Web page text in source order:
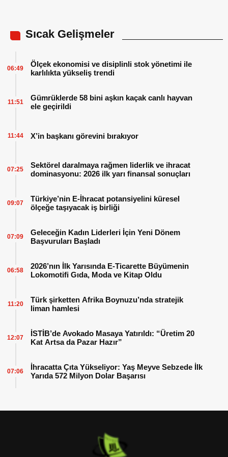
Sıcak Gelişmeler
Ölçek ekonomisi ve disiplinli stok yönetimi ile
karlılıkta yükseliş trendi
06:49
Gümrüklerde 58 bini aşkın kaçak canlı hayvan
ele geçirildi
11:51
X’in başkanı görevini bırakıyor
11:44
Sektörel daralmaya rağmen liderlik ve ihracat
dominasyonu: 2026 ilk yarı finansal sonuçları
07:25
Türkiye’nin E-İhracat potansiyelini küresel
ölçeğe taşıyacak iş birliği
09:07
Geleceğin Kadın Liderleri İçin Yeni Dönem
Başvuruları Başladı
07:09
2026’nın İlk Yarısında E-Ticarette Büyümenin
Lokomotifi Gıda, Moda ve Kitap Oldu
06:58
Türk şirketten Afrika Boynuzu’nda stratejik
liman hamlesi
11:20
İSTİB’de Avokado Masaya Yatırıldı: “Üretim 20
Kat Artsa da Pazar Hazır”
12:07
İhracatta Çıta Yükseliyor: Yaş Meyve Sebzede İlk
Yarıda 572 Milyon Dolar Başarısı
07:06